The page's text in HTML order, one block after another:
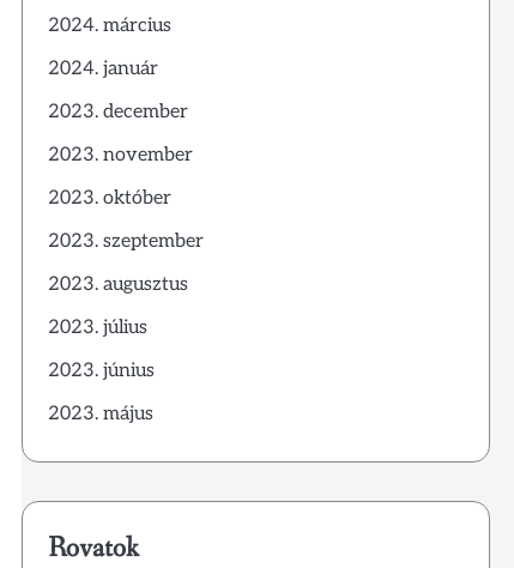
2024. március
2024. január
2023. december
2023. november
2023. október
2023. szeptember
2023. augusztus
2023. július
2023. június
2023. május
Rovatok